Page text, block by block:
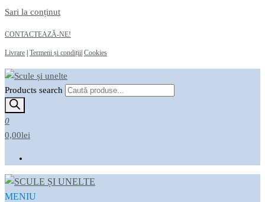
Sari la conținut
CONTACTEAZĂ-NE!
Livrare Termeni și condiții Cookies
Scule și unelte
Magazin online
Products search
0
0,00lei
MENIU